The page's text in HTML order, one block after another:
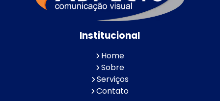
Institucional
Home
Sobre
Serviços
Contato